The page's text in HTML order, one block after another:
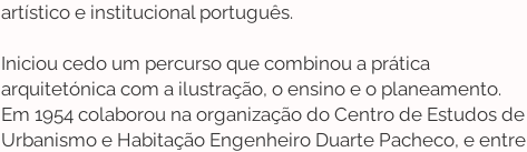
artístico e institucional português.
Iniciou cedo um percurso que combinou a prática
arquitetónica com a ilustração, o ensino e o planeamento.
Em 1954 colaborou na organização do Centro de Estudos de
Urbanismo e Habitação Engenheiro Duarte Pacheco, e entre